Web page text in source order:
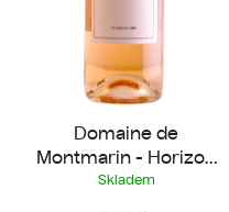
Domaine de
Montmarin - Horizon
Rosé 2025
Skladem